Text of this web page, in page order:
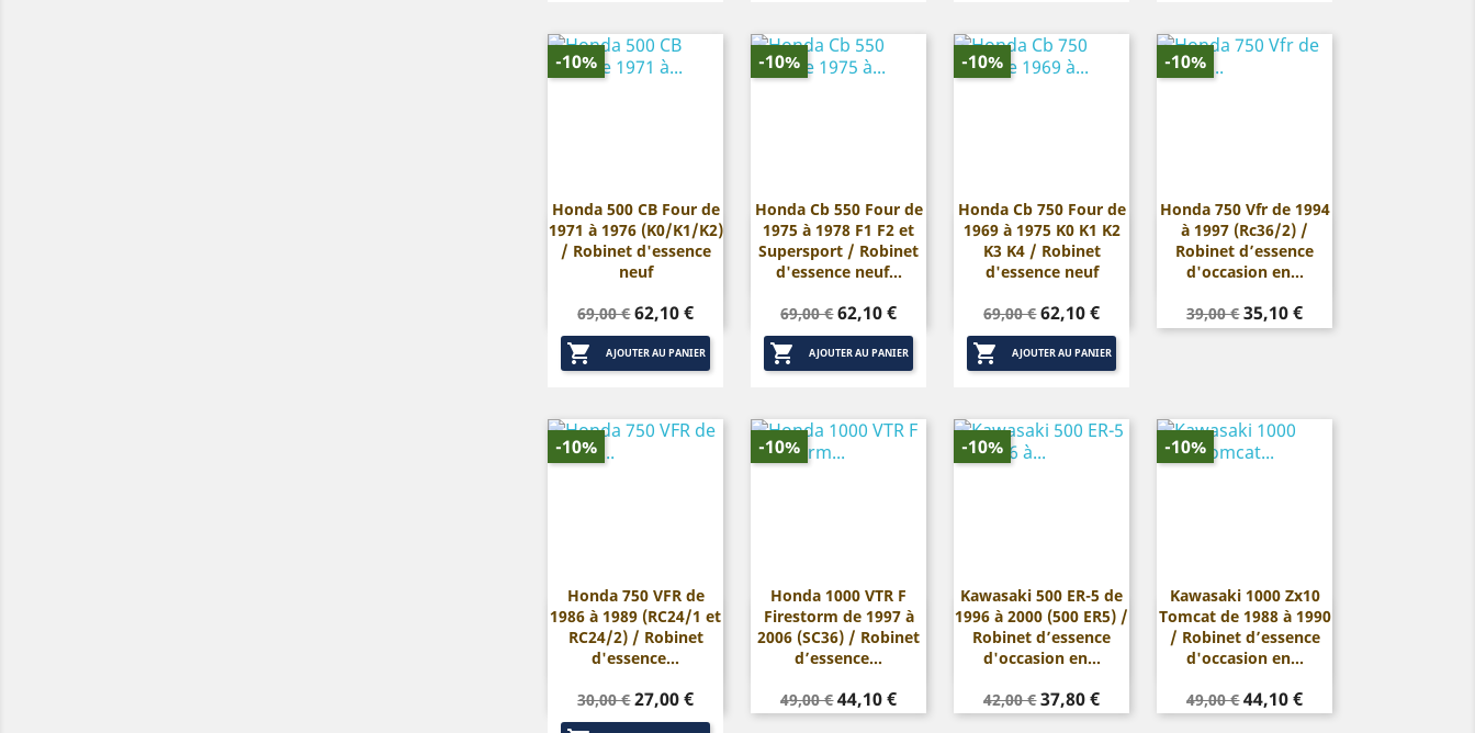
Honda 500 CB Four de
1971 à 1976 (K0/K1/K2)
/ Robinet d'essence
neuf
Prix
de
base
69,00 €Prix
62,10 €
 AJOUTER AU PANIER
-10%
Aperçu rapide
Honda Cb 550 Four de
1975 à 1978 F1 F2 et
Supersport / Robinet
d'essence neuf...
Prix
de
base
69,00 €Prix
62,10 €
 AJOUTER AU PANIER
-10%
 Aperçu rapide
Honda Cb 750 Four de
1969 à 1975 K0 K1 K2
K3 K4 / Robinet
d'essence neuf
Prix
de
base
69,00 €Prix
62,10 €
 AJOUTER AU PANIER
-10%
Aperçu rapide
Honda 750 Vfr de 1994
à 1997 (Rc36/2) /
Robinet d’essence
d'occasion en...
Prix
de
39,00 €Prix
35,10 €
-10%
Aperçu rapide
Honda 750 VFR de
1986 à 1989 (RC24/1 et
RC24/2) / Robinet
d'essence...
Prix
de
30,00 €Prix
27,00 €
-10%
Aperçu rapide
Honda 1000 VTR F
Firestorm de 1997 à
2006 (SC36) / Robinet
d’essence...
Prix
de
49,00 €Prix
44,10 €
-10%
Aperçu rapide
Kawasaki 500 ER-5 de
1996 à 2000 (500 ER5) /
Robinet d’essence
d'occasion en...
Prix
de
42,00 €Prix
37,80 €
-10%
Aperçu rapide
Kawasaki 1000 Zx10
Tomcat de 1988 à 1990
/ Robinet d’essence
d'occasion en...
Prix
de
49,00 €Prix
44,10 €
-10%
Aperçu rapide